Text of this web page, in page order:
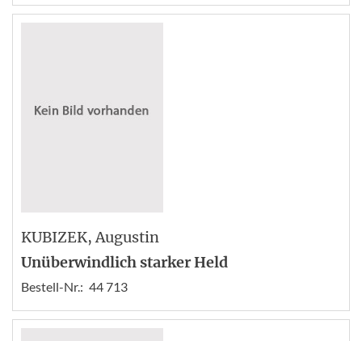
KUBIZEK, Augustin
Unüberwindlich starker Held
Bestell-Nr.: 44 713